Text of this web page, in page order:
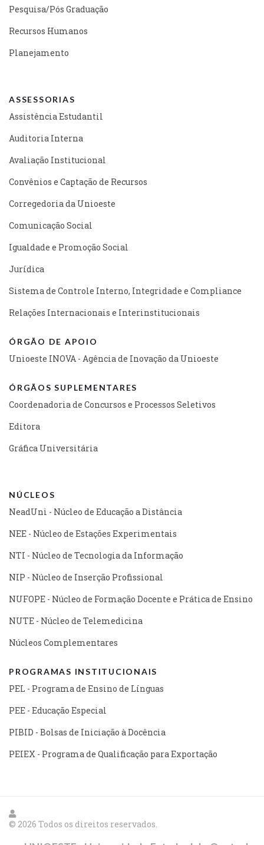
Pesquisa/Pós Graduação
Recursos Humanos
Planejamento
ASSESSORIAS
Assistência Estudantil
Auditoria Interna
Avaliação Institucional
Convênios e Captação de Recursos
Corregedoria da Unioeste
Comunicação Social
Igualdade e Promoção Social
Jurídica
Sistema de Controle Interno, Integridade e Compliance
Relações Internacionais e Interinstitucionais
ÓRGÃO DE APOIO
Unioeste INOVA - Agência de Inovação da Unioeste
ÓRGÃOS SUPLEMENTARES
Coordenadoria de Concursos e Processos Seletivos
Editora
Gráfica Universitária
NÚCLEOS
NeadUni - Núcleo de Educação a Distância
NEE - Núcleo de Estações Experimentais
NTI - Núcleo de Tecnologia da Informação
NIP - Núcleo de Inserção Profissional
NUFOPE - Núcleo de Formação Docente e Prática de Ensino
NUTE - Núcleo de Telemedicina
Núcleos Complementares
PROGRAMAS INSTITUCIONAIS
PEL - Programa de Ensino de Línguas
PEE - Educação Especial
PIBID - Bolsas de Iniciação à Docência
PEIEX - Programa de Qualificação para Exportação
© 2026 Todos os direitos reservados.